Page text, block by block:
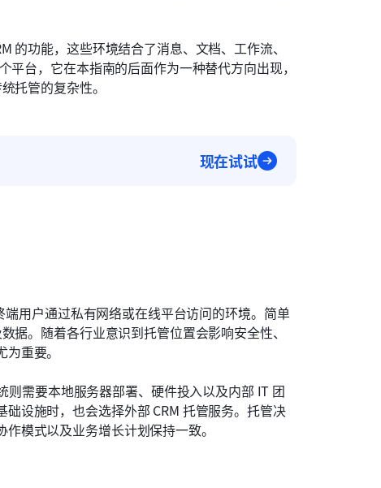
的功能，这些环境结合了消息、文档、工作流、
台，它在本指南的后面作为一种替代方向出现，
托管的复杂性。
现在试试
用户通过私有网络或在线平台访问的环境。简单
据。随着各行业意识到托管位置会影响安全性、
重要。
则需要本地服务器部署、硬件投入以及内部 IT 团
设施时，也会选择外部 CRM 托管服务。托管决
作模式以及业务增长计划保持一致。